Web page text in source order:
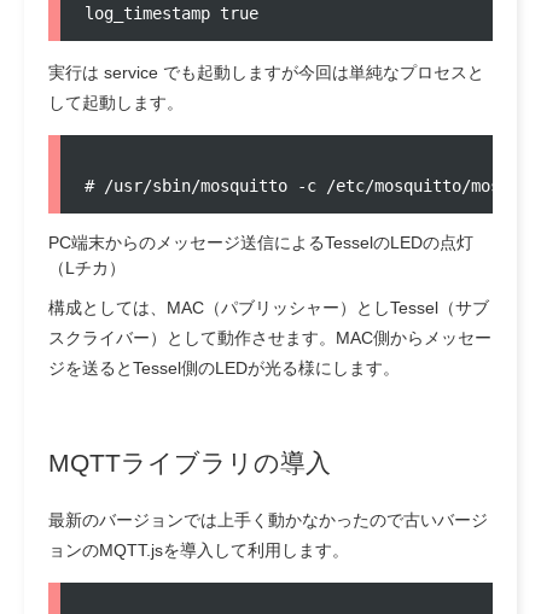
実行は service でも起動しますが今回は単純なプロセスと
して起動します。
PC端末からのメッセージ送信によるTesselのLEDの点灯
（Lチカ）
構成としては、MAC（パブリッシャー）としTessel（サブ
スクライバー）として動作させます。MAC側からメッセー
ジを送るとTessel側のLEDが光る様にします。
MQTTライブラリの導入
最新のバージョンでは上手く動かなかったので古いバージ
ョンのMQTT.jsを導入して利用します。